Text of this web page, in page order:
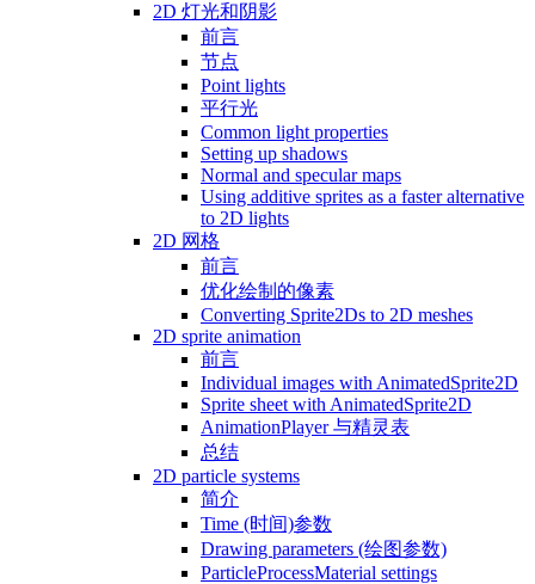
2D 灯光和阴影
前言
节点
Point lights
平行光
Common light properties
Setting up shadows
Normal and specular maps
Using additive sprites as a faster alternative
to 2D lights
2D 网格
前言
优化绘制的像素
Converting Sprite2Ds to 2D meshes
2D sprite animation
前言
Individual images with AnimatedSprite2D
Sprite sheet with AnimatedSprite2D
AnimationPlayer 与精灵表
总结
2D particle systems
简介
Time (时间)参数
Drawing parameters (绘图参数)
ParticleProcessMaterial settings